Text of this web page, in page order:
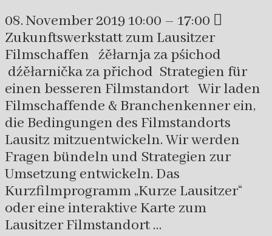
08. November 2019 10:00 – 17:00 
Zukunftswerkstatt zum Lausitzer
Filmschaffen źěłarnja za pśichod
dźěłarnička za přichod Strategien für
einen besseren Filmstandort Wir laden
Filmschaffende & Branchenkenner ein,
die Bedingungen des Filmstandorts
Lausitz mitzuentwickeln. Wir werden
Fragen bündeln und Strategien zur
Umsetzung entwickeln. Das
Kurzfilmprogramm „Kurze Lausitzer“
oder eine interaktive Karte zum
Lausitzer Filmstandort …